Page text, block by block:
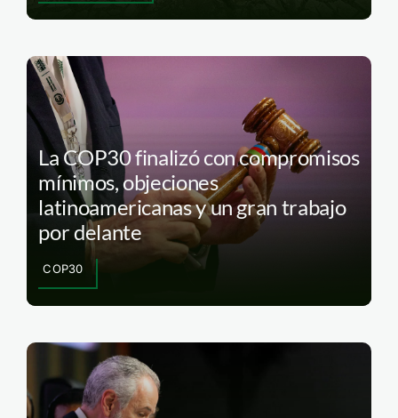
La COP30 finalizó con compromisos
mínimos, objeciones
latinoamericanas y un gran trabajo
por delante
COP30